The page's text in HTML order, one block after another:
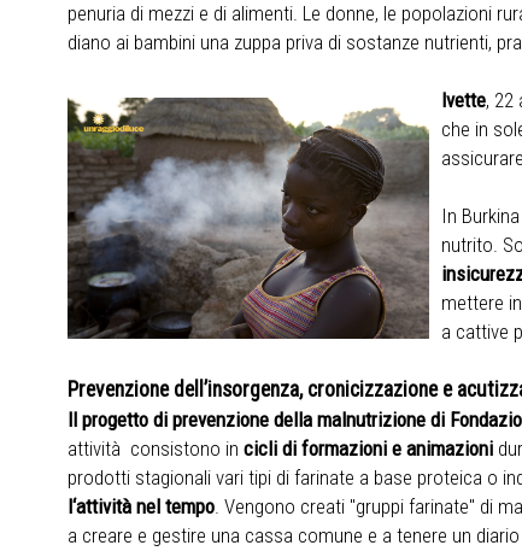
penuria di mezzi e di alimenti. Le donne, le popolazioni
diano ai bambini una zuppa priva di sostanze nutrienti,
Ivette, 22
che in
In
nutrito.
mettere
a cattive
Prevenzione dell’insorgenza, cronicizzazione e
Il progetto di prevenzione della malnutrizione di
attività consistono in cicli di formazioni e animazioni
prodotti stagionali vari tipi di farinate a base proteica o
l‘attività nel tempo. Vengono creati "gruppi farinate" di
a creare e gestire una cassa comune e a tenere un diario